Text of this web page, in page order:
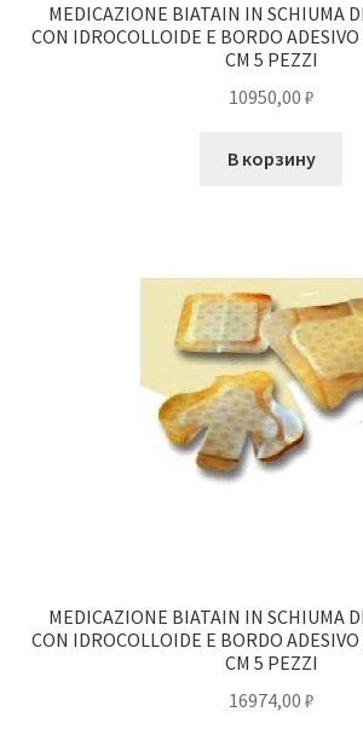
MEDICAZIONE BIATAIN IN SCHIUMA
CON IDROCOLLOIDE E BORDO
CM 5 PEZZI
10950,00 ₽
В корзину
MEDICAZIONE BIATAIN IN SCHIUMA
CON IDROCOLLOIDE E BORDO
CM 5 PEZZI
16974,00 ₽